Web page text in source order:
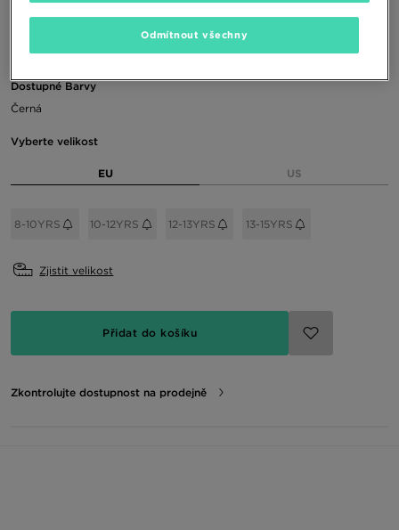
Dostupné Barvy
Černá
Vyberte velikost
EU US
8-10YRS 10-12YRS 12-13YRS 13-15YRS
Zjistit velikost
Přidat do košíku
Zkontrolujte dostupnost na prodejně
Odmítnout všechny